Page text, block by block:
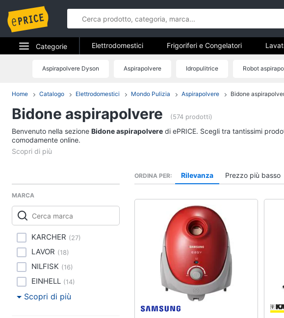
Categorie
Elettrodomestici
Telefonia
Tv e Home Cinema
Smart home
Clima
Arredo
Brico e Giardinaggio
Salute e igiene
Elettrodomestici
Frigoriferi e Congelatori
Cantinetta Vino
Vedi tutti Vedi tutti
Elettrodomestici da incasso
Lavastoviglie da Incasso
Frigorifero da incasso
Piano Cottura
Forno da incasso
Vedi tutti
Scopa
Vedi
Elettrodomestici Frigoriferi e Congelatori
Aspirapolvere Dyson Aspirapolvere Idropulitrice Robot
Home Catalogo Elettrodomestici Mondo Pulizia Aspirapolvere Bidone
Bidone aspirapolvere (574 prodotti)
Benvenuto nella sezione Bidone aspirapolvere di ePRICE. Scegli tra tantissimi
comodamente online.
MARCA
KARCHER (27)
LAVOR (18)
NILFISK (16)
EINHELL (14)
Scopri di più
ORDINA PER Rilevanza Prezzo più basso